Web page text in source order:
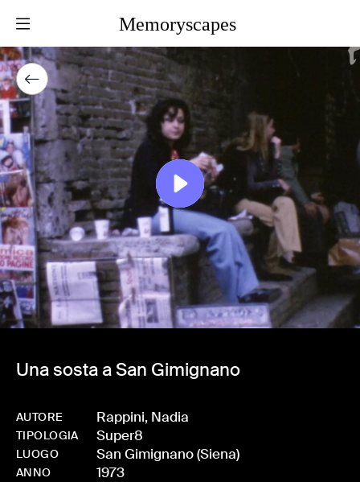
Memoryscapes
Una sosta a San Gimignano
AUTORE Rappini, Nadia
TIPOLOGIA Super8
LUOGO San Gimignano (Siena)
ANNO 1973